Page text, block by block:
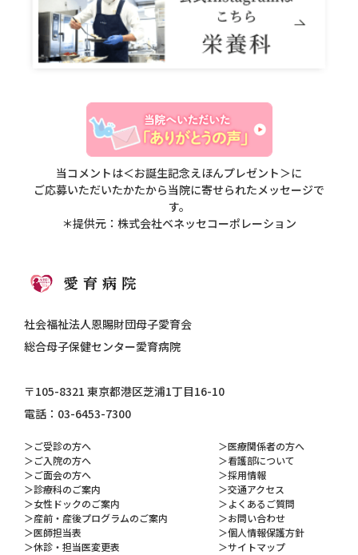
当コメントは＜お誕生記念えほんプレゼント＞に
ご応募いただいたかたから当院に寄せられたメッセージで
す。
＊提供元：株式会社ベネッセコーポレーション
社会福祉法人恩賜財団母子愛育会
総合母子保健センター愛育病院
〒105-8321 東京都港区芝浦1丁目16-10
電話：03-6453-7300
ご受診の方へ
ご入院の方へ
ご面会の方へ
診療科のご案内
女性ドックのご案内
産前・産後プログラムのご案内
医師担当表
休診・担当医変更表
医療関係者の方へ
看護部について
採用情報
交通アクセス
よくあるご質問
お問い合わせ
個人情報保護方針
サイトマップ